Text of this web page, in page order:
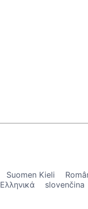
Suomen Kieli
Ελληνικά slovenčina